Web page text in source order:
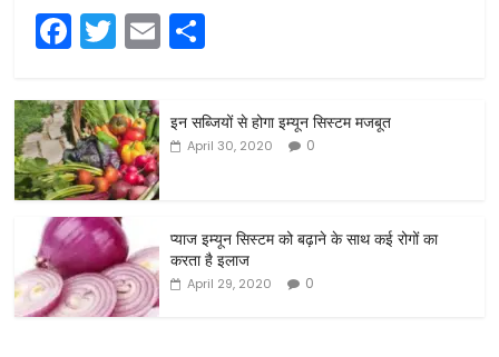
F
c
e
b
o
o
k
T
itt
er
E
ar
e
इन सब्जियों से होगा इम्यून सिस्टम मजबूत
April 30, 2020 0
प्याज इम्यून सिस्टम को बढ़ाने के साथ कई रोगों का
करता है इलाज
April 29, 2020 0